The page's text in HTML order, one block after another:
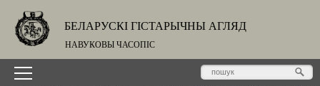
БЕЛАРУСКІ ГІСТАРЫЧНЫ АГЛЯД
НАВУКОВЫ ЧАСОПІС